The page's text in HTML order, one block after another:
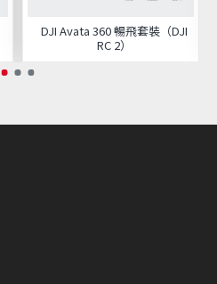
DJI Avata 360 暢飛套裝（DJI
RC 2）